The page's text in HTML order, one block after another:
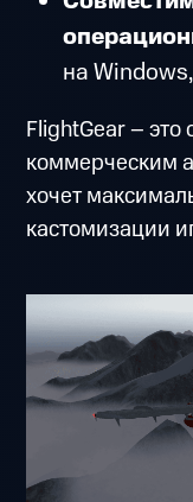
на
FlightGear – это
коммерческим
хочет
кастомизации